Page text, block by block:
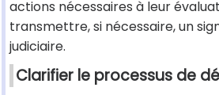
actions nécessaires à leur
transmettre, si nécessaire, un
judiciaire.
Clarifier le processus de